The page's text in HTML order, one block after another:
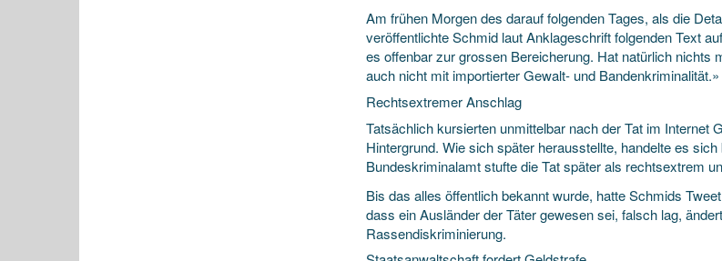
Am frühen Morgen des darauf folgenden Tages, als die
veröffentlichte Schmid laut Anklageschrift folgenden Text
es offenbar zur grossen Bereicherung. Hat natürlich nichts
auch nicht mit importierter Gewalt- und Bandenkriminalität.»
Rechtsextremer Anschlag
Tatsächlich kursierten unmittelbar nach der Tat im Internet
Hintergrund. Wie sich später herausstellte, handelte es
Bundeskriminalamt stufte die Tat später als rechtsextrem
Bis das alles öffentlich bekannt wurde, hatte Schmids
dass ein Ausländer der Täter gewesen sei, falsch lag,
Rassendiskriminierung.